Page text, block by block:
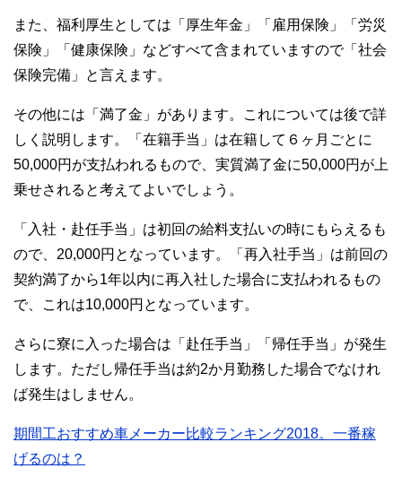
また、福利厚生としては「厚生年金」「雇用保険」「労災
保険」「健康保険」などすべて含まれていますので「社会
保険完備」と言えます。
その他には「満了金」があります。これについては後で詳
しく説明します。「在籍手当」は在籍して６ヶ月ごとに
50,000円が支払われるもので、実質満了金に50,000円が上
乗せされると考えてよいでしょう。
「入社・赴任手当」は初回の給料支払いの時にもらえるも
ので、20,000円となっています。「再入社手当」は前回の
契約満了から1年以内に再入社した場合に支払われるもの
で、これは10,000円となっています。
さらに寮に入った場合は「赴任手当」「帰任手当」が発生
します。ただし帰任手当は約2か月勤務した場合でなけれ
ば発生はしません。
期間工おすすめ車メーカー比較ランキング2018。一番稼
げるのは？